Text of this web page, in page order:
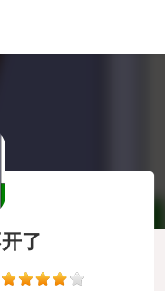
了